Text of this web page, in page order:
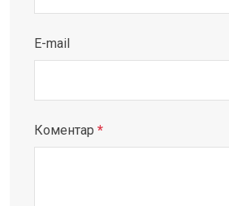
E-mail
Коментар *